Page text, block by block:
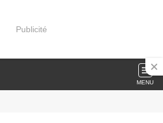
Publicité
MENU